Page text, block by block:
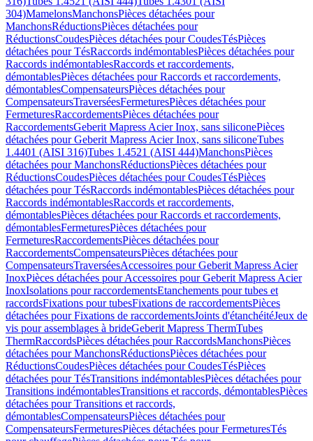
304)MamelonsManchonsPièces détachées pour
ManchonsRéductionsPièces détachées pour
RéductionsCoudesPièces détachées pour CoudesTésPièces
détachées pour TésRaccords indémontablesPièces détachées pour
Raccords indémontablesRaccords et raccordements,
démontablesPièces détachées pour Raccords et raccordements,
démontablesCompensateursPièces détachées pour
CompensateursTraverséesFermeturesPièces détachées pour
FermeturesRaccordementsPièces détachées pour
RaccordementsGeberit Mapress Acier Inox, sans siliconePièces
détachées pour Geberit Mapress Acier Inox, sans siliconeTubes
1.4401 (AISI 316)Tubes 1.4521 (AISI 444)ManchonsPièces
détachées pour ManchonsRéductionsPièces détachées pour
RéductionsCoudesPièces détachées pour CoudesTésPièces
détachées pour TésRaccords indémontablesPièces détachées pour
Raccords indémontablesRaccords et raccordements,
démontablesPièces détachées pour Raccords et raccordements,
démontablesFermeturesPièces détachées pour
FermeturesRaccordementsPièces détachées pour
RaccordementsCompensateursPièces détachées pour
CompensateursTraverséesAccessoires pour Geberit Mapress Acier
InoxPièces détachées pour Accessoires pour Geberit Mapress Acier
InoxIsolations pour raccordementsEtanchements pour tubes et
raccordsFixations pour tubesFixations de raccordementsPièces
détachées pour Fixations de raccordementsJoints d'étanchéitéJeux de
vis pour assemblages à brideGeberit Mapress ThermTubes
ThermRaccordsPièces détachées pour RaccordsManchonsPièces
détachées pour ManchonsRéductionsPièces détachées pour
RéductionsCoudesPièces détachées pour CoudesTésPièces
détachées pour TésTransitions indémontablesPièces détachées pour
Transitions indémontablesTransitions et raccords, démontablesPièces
détachées pour Transitions et raccords,
démontablesCompensateursPièces détachées pour
CompensateursFermeturesPièces détachées pour FermeturesTés